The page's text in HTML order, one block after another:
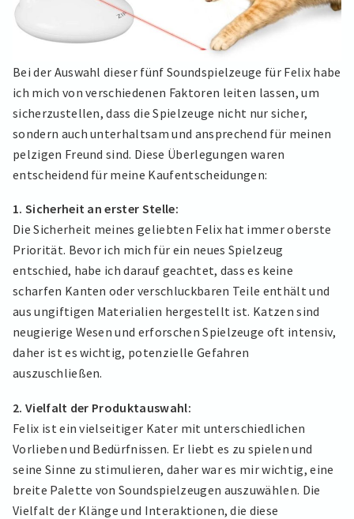
Bei der Auswahl dieser fünf Soundspielzeuge für Felix habe
ich mich von verschiedenen Faktoren leiten lassen, um
sicherzustellen, dass die Spielzeuge nicht nur sicher,
sondern auch unterhaltsam und ansprechend für meinen
pelzigen Freund sind. Diese Überlegungen waren
entscheidend für meine Kaufentscheidungen:
1. Sicherheit an erster Stelle:
Die Sicherheit meines geliebten Felix hat immer oberste
Priorität. Bevor ich mich für ein neues Spielzeug
entschied, habe ich darauf geachtet, dass es keine
scharfen Kanten oder verschluckbaren Teile enthält und
aus ungiftigen Materialien hergestellt ist. Katzen sind
neugierige Wesen und erforschen Spielzeuge oft intensiv,
daher ist es wichtig, potenzielle Gefahren
auszuschließen.
2. Vielfalt der Produktauswahl:
Felix ist ein vielseitiger Kater mit unterschiedlichen
Vorlieben und Bedürfnissen. Er liebt es zu spielen und
seine Sinne zu stimulieren, daher war es mir wichtig, eine
breite Palette von Soundspielzeugen auszuwählen. Die
Vielfalt der Klänge und Interaktionen, die diese